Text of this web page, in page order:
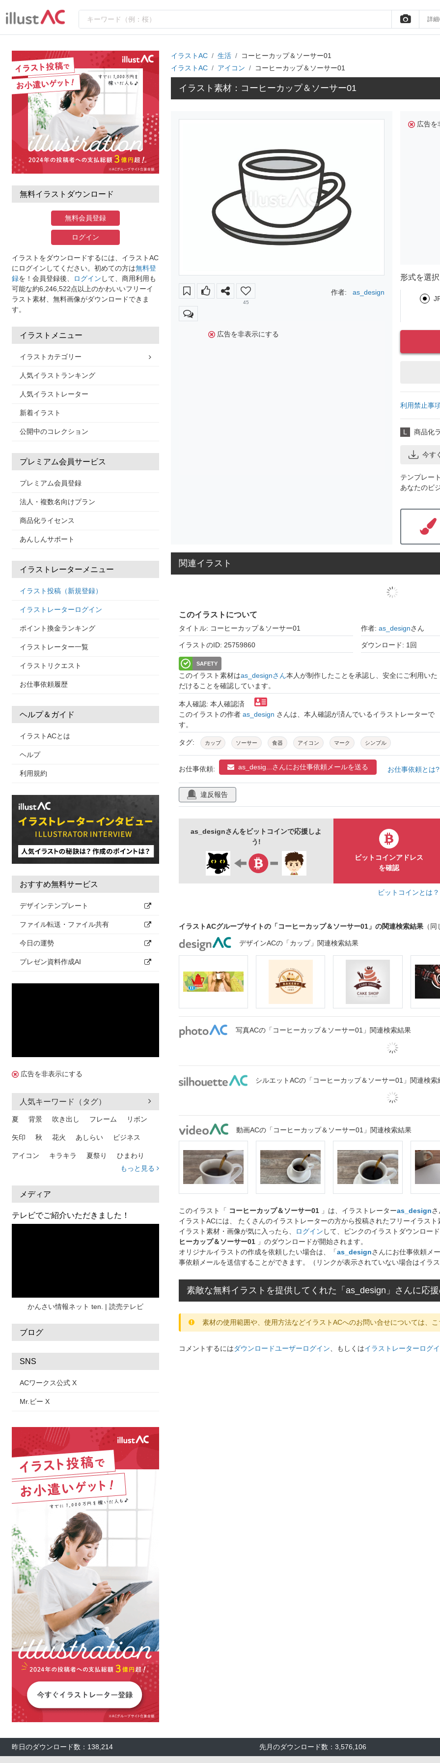
詳細
無料イラストダウンロード
無料会員登録
ログイン
イラストをダウンロードするには、イラストAC
にログインしてください。初めての方は無料登
録を！会員登録後、 ログイン して、商用利用も
可能な約6,246,522点以上のかわいいフリーイ
ラスト素材、無料画像がダウンロードできま
す。
イラストメニュー
イラストカテゴリー
人気イラストランキング
人気イラストレーター
新着イラスト
公開中のコレクション
プレミアム会員サービス
プレミアム会員登録
法人・複数名向けプラン
商品化ライセンス
あんしんサポート
イラストレーターメニュー
イラスト投稿（新規登録）
イラストレーターログイン
ポイント換金ランキング
イラストレーター一覧
イラストリクエスト
お仕事依頼履歴
ヘルプ＆ガイド
イラストACとは
ヘルプ
利用規約
おすすめ無料サービス
デザインテンプレート
ファイル転送・ファイル共有
今日の運勢
プレゼン資料作成AI
広告を非表示にする
人気キーワード（タグ）
夏 背景 吹き出し フレーム リボン
矢印 秋 花火 あしらい ビジネス
アイコン キラキラ 夏祭り ひまわり
熱中症
人物 暑中見舞い
日本地図 海
もっと見る
メディア
テレビでご紹介いただきました！
かんさい情報ネット ten. | 読売テレビ
ブログ
SNS
ACワークス公式 X
Mr.ビー X
イラストAC 生活
コーヒーカップ＆ソーサー01
イラストAC
アイコン コーヒーカップ＆ソーサー01
イラスト素材：コーヒーカップ＆ソーサー01
45
作者: as_design
広告を非表示にする
広告を
形式を選
利用禁止事
L 商品化
今す
テンプレー
あなたのビ
関連イラスト
このイラストについて
タイトル: コーヒーカップ＆ソーサー01 作者: as_designさん
イラストのID: 25759860 ダウンロード: 1回
SAFETY
このイラスト素材はas_designさん本人が制作したことを承認し、安全にご利用いた
だけることを確認しています。
本人確認: 本人確認済
このイラストの作者 as_design さんは、本人確認が済んでいるイラストレーターで
す。
タグ: カップ ソーサー 食器 アイコン マーク シンプル
お仕事依頼: as_desig...さんにお仕事依頼メールを送る お仕事依頼とは
違反報告
as_designさんをビットコインで応援しよ
う!
ビットコインアドレス
を確認
ビットコインとは
イラストACグループサイトの「コーヒーカップ＆ソーサー01」の関連検索結果 （
デザインACの「カップ」関連検索結果
写真ACの「コーヒーカップ＆ソーサー01」関連検索結果
シルエットACの「コーヒーカップ＆ソーサー01」関連検索
動画ACの「コーヒーカップ＆ソーサー01」関連検索結果
このイラスト「 コーヒーカップ＆ソーサー01 」は、イラストレーターas_design
イラストACには、 たくさんのイラストレーターの方から投稿されたフリーイラス
イラスト素材・画像が気に入ったら、
ログイン して、ピンクのイラストダウンロー
ヒーカップ＆ソーサー01 」のダウンロードが開始されます。
オリジナルイラストの作成を依頼したい場合は、「as_designさんにお仕事依頼メ
事依頼メールを送信することができます。（リンクが表示されていない場合はイラ
素敵な無料イラストを提供してくれた「as_design」さんに応
素材の使用範囲や、使用方法などイラストACへのお問い合せについては、
コメントするにはダウンロードユーザーログイン 、もしくはイラストレーターログ
昨日のダウンロード数：138,214 先月のダウンロード数：3,576,106